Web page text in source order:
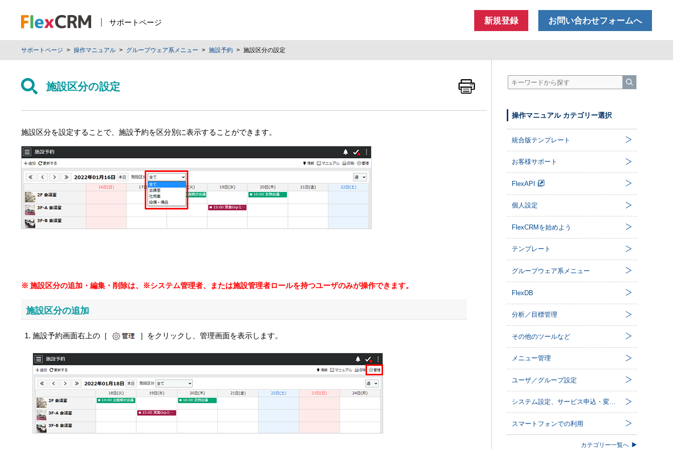
サポートページ 新規登録 お問い合わせフォームへ
サポートページ 操作マニュアル グループウェア系メニュー 施設予約 施設区分の設定
施設区分の設定
施設区分を設定することで、施設予約を区分別に表示することができます。
施設区分の追加・編集・削除は、※システム管理者、または施設管理者ロールを持つユーザのみが操作できます。
施設区分の追加
施設予約画面右上の［ ］をクリックし、管理画面を表示します。
操作マニュアル カテゴリー選択
統合版テンプレート
お客様サポート
FlexAPI
個人設定
FlexCRMを始めよう
テンプレート
グループウェア系メニュー
FlexDB
分析／目標管理
その他のツールなど
メニュー管理
ユーザ／グループ設定
システム設定、サービス申込・変更など
スマートフォンでの利用
カテゴリー一覧へ